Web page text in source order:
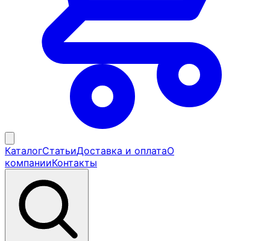
КаталогСтатьиДоставка и оплатаО
компанииКонтакты